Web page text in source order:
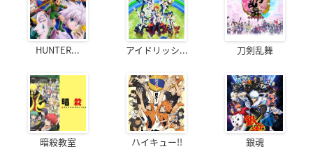
HUNTER... アイドリッシ... 刀剣乱舞
暗殺教室 ハイキュー!! 銀魂